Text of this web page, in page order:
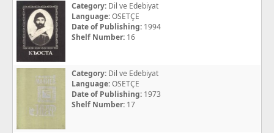
Category: Dil ve Edebiyat
Language:OSETÇE
Date of Publishing: 1994
Shelf Number: 16
Category: Dil ve Edebiyat
Language:OSETÇE
Date of Publishing: 1973
Shelf Number: 17